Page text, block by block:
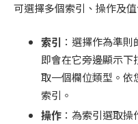
可選擇多個索引、操作及
索引 ：選擇作為準則
即會在它旁邊顯示
取一個欄位類型。依
索引。
操作 ：為索引選取